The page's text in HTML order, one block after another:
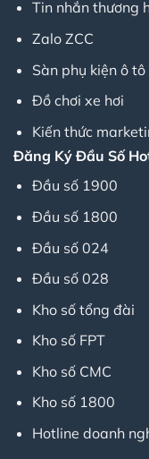
Tin nhắn thương
Zalo ZCC
Sàn phụ kiện ô tô
Đồ chơi xe hơi
Kiến thức
Đăng Ký Đầu Số
Đầu số 1900
Đầu số 1800
Đầu số 024
Đầu số 028
Kho số tổng đài
Kho số FPT
Kho số CMC
Kho số 1800
Hotline doanh